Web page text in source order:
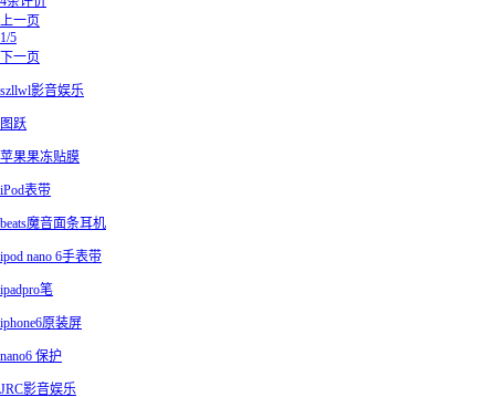
上一页
1/5
下一页
szllwl影音娱乐
图跃
苹果果冻贴膜
iPod表带
beats魔音面条耳机
ipod nano 6手表带
ipadpro笔
iphone6原装屏
nano6 保护
JRC影音娱乐